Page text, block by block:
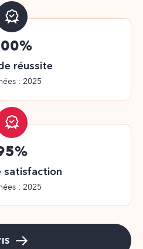
réussite
: 2025
satisfaction
: 2025